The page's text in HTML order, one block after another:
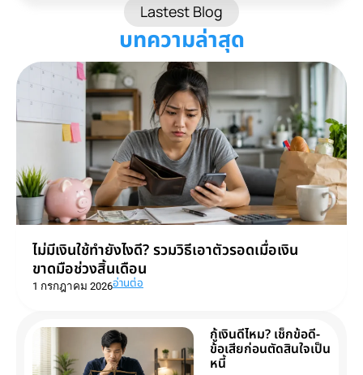
Lastest Blog
บทความล่าสุด
ไม่มีเงินใช้ทำยังไงดี? รวมวิธีเอาตัวรอดเมื่อเงิน
ขาดมือช่วงสิ้นเดือน
1 กรกฎาคม 2026อ่านต่อ
กู้เงินดีไหม? เช็กข้อดี-
ข้อเสียก่อนตัดสินใจเป็น
หนี้